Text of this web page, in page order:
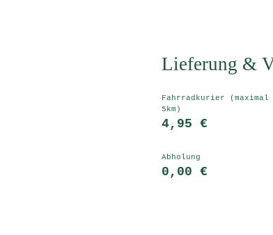
Lieferung &
Fahrradkurier (maximal
5km)
4,95 €
Abholung
0,00 €